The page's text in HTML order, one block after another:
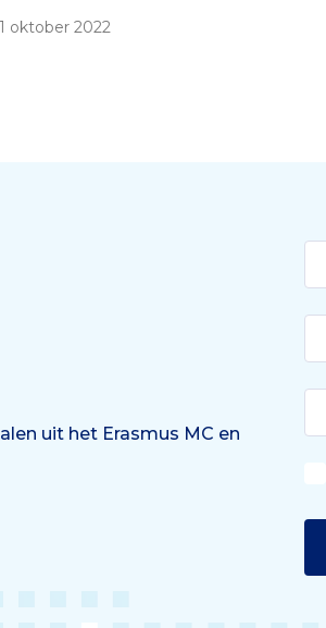
schildklier.
oktober 2022
uit het Erasmus MC en